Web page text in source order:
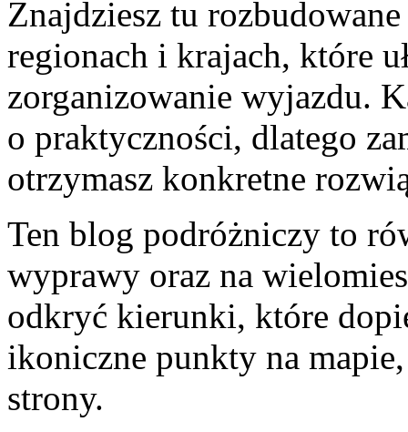
Znajdziesz tu
regionach i krajach, które
zorganizowanie wyjazdu.
o praktyczności, dlatego
otrzymasz konkretne
Ten blog podróżniczy to
wyprawy oraz na
odkryć kierunki, które
ikoniczne punkty na
strony.